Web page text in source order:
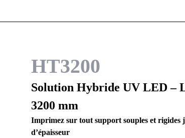
HT3200
Solution Hybride UV LED –
3200 mm
Imprimez sur tout support souples et rigides
d’épaisseur